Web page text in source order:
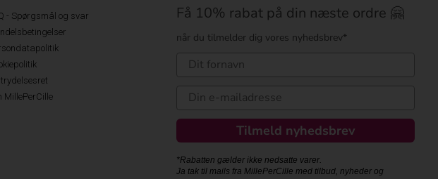
- Spørgsmål og svar
MillePerCille
Få 10% rabat på din næste ordre 🤗
når du tilmelder dig vores nyhedsbrev*
Tilmeld nyhedsbrev
*Rabatten gælder ikke nedsatte varer.
Ja tak til mails fra MillePerCille med tilbud, nyheder og